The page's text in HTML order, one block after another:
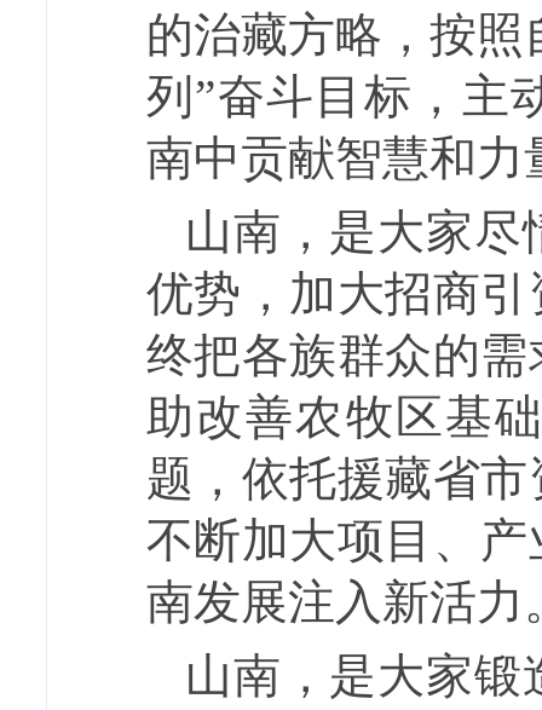
的治藏方略，按照
列”奋斗目标，主
南中贡献智慧和力
山南，是大家
优势，加大招商
终把各族群众的
助改善农牧区基
题，依托援藏省
不断加大项目、
南发展注入新活力
山南，是大家